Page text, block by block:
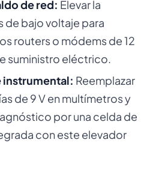
de red: Elevar la
de bajo voltaje para
routers o módems de 12
suministro eléctrico.
instrumental: Reemplazar
de 9 V en multímetros y
por una celda de
con este elevador